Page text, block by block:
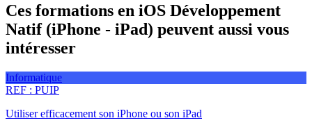
Ces formations en iOS Développement
Natif (iPhone - iPad) peuvent aussi vous
intéresser
Informatique
REF : PUIP
Utiliser efficacement son iPhone ou son iPad